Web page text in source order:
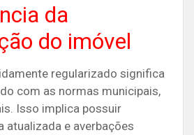
da
do imóvel
regularizado significa
com as normas municipais,
Isso implica possuir
atualizada e averbações